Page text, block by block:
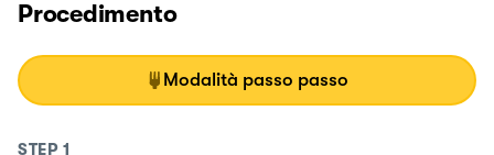
Procedimento
Modalità passo passo
STEP 1